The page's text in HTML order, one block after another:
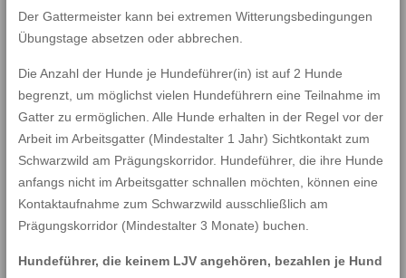
Der Gattermeister kann bei extremen Witterungsbedingungen
Übungstage absetzen oder abbrechen.
Die Anzahl der Hunde je Hundeführer(in) ist auf 2 Hunde
begrenzt, um möglichst vielen Hundeführern eine Teilnahme im
Gatter zu ermöglichen. Alle Hunde erhalten in der Regel vor der
Arbeit im Arbeitsgatter (Mindestalter 1 Jahr) Sichtkontakt zum
Schwarzwild am Prägungskorridor. Hundeführer, die ihre Hunde
anfangs nicht im Arbeitsgatter schnallen möchten, können eine
Kontaktaufnahme zum Schwarzwild ausschließlich am
Prägungskorridor (Mindestalter 3 Monate) buchen.
Hundeführer, die keinem LJV angehören, bezahlen je Hund